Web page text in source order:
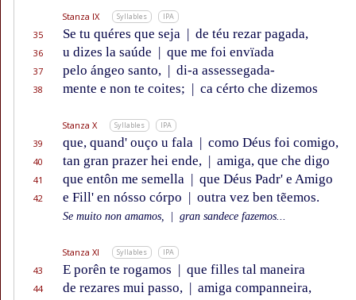
Stanza IX Syllables IPA
35 Se tu quéres que seja | de téu rezar pagada,
36 u dizes la saúde | que me foi envïada
37 pelo ángeo santo, | di-a assessegada-
38 mente e non te coites; | ca cérto che dizemos
Stanza X Syllables IPA
39 que, quand' ouço u fala | como Déus foi comigo,
40 tan gran prazer hei ende, | amiga, que che digo
41 que entôn me semella | que Déus Padr' e Amigo
42 e Fill' en nósso córpo | outra vez ben tẽemos.
Se muito non amamos, gran sandece fazemos...
Stanza XI Syllables IPA
43 E porên te rogamos | que filles tal maneira
44 de rezares mui passo, | amiga companneira,